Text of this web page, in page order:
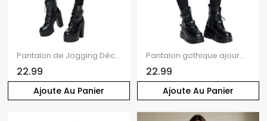
Ajoute Au Panier
Pantalon de Jogging Décontracté Long Bouclé en Couleur Unie avec Rivet à Œillet
22.99
Ajoute Au Panier
Pantalon gothique ajouré de couleur unie avec œillets et chaîne embellie, pantalon skinny long taille haute
22.99